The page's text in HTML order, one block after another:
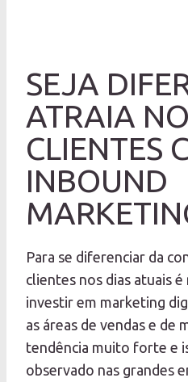
SEJA
ATRAIA
CLIENTES
INBOUND
Para se diferenciar da
clientes nos dias atuais
investir em marketing
as áreas de vendas e de
tendência muito forte e
observado nas grandes